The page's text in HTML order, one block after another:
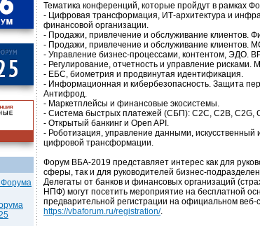
Форума
Тематика конференций, которые пройдут в рамках
- Цифровая трансформация, ИТ-архитектура и
финансовой организации.
- Продажи, привлечение и обслуживание клиентов.
- Продажи, привлечение и обслуживание клиентов.
- Управление бизнес-процессами, контентом, ЭДО.
- Регулирование, отчетность и управление
- ЕБС, биометрия и продвинутая идентификация.
- Информационная и кибербезопасность. Защита
Антифрод.
- Маркетплейсы и финансовые экосистемы.
- Система быстрых платежей (СБП): C2C, C2B, C2G,
- Открытый банкинг и Open API.
- Роботизация, управление данными, искусственный
цифровой трансформации.
Форум ВБА-2019 представляет интерес как для
сферы, так и для руководителей бизнес-
Делегаты от банков и финансовых организаций
НПФ) могут посетить мероприятие на бесплатной
предварительной регистрации на официальном
https://vbaforum.ru/registration/.